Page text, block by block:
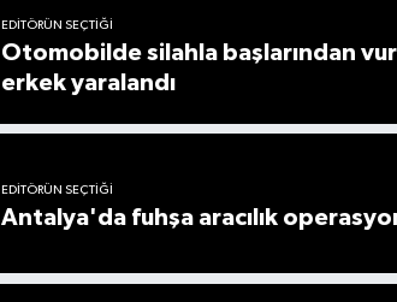
EDITÖRÜN SEÇTIĞI
Otomobilde silahla başlarından
erkek yaralandı
EDITÖRÜN SEÇTIĞI
Antalya'da fuhşa aracılık